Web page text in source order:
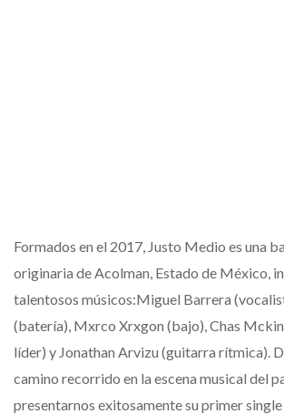
Formados en el 2017, Justo Medio es una
originaria de Acolman, Estado de México,
talentosos músicos:Miguel Barrera
(batería), Mxrco Xrxgon (bajo), Chas
líder) y Jonathan Arvizu (guitarra rítmica).
camino recorrido en la escena musical del
presentarnos exitosamente su primer single